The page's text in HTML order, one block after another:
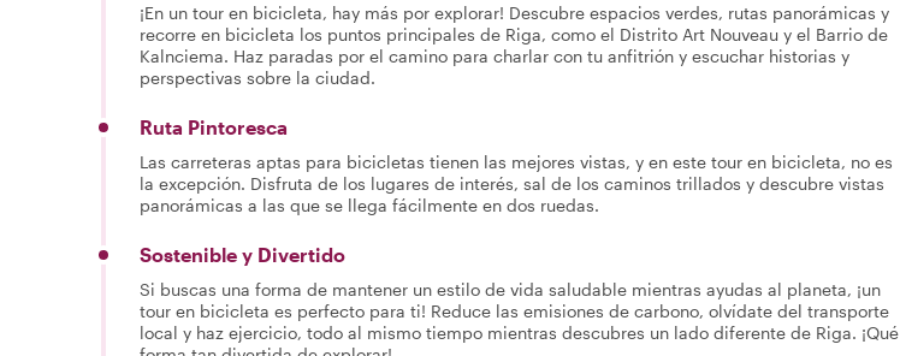
¡En un tour en bicicleta, hay más por explorar! Descubre espacios verdes, rutas panorámicas y
recorre en bicicleta los puntos principales de Riga, como el Distrito Art Nouveau y el Barrio de
Kalnciema. Haz paradas por el camino para charlar con tu anfitrión y escuchar historias y
perspectivas sobre la ciudad.
Ruta Pintoresca
Las carreteras aptas para bicicletas tienen las mejores vistas, y en este tour en bicicleta, no es
la excepción. Disfruta de los lugares de interés, sal de los caminos trillados y descubre vistas
panorámicas a las que se llega fácilmente en dos ruedas.
Sostenible y Divertido
Si buscas una forma de mantener un estilo de vida saludable mientras ayudas al planeta, ¡un
tour en bicicleta es perfecto para ti! Reduce las emisiones de carbono, olvídate del transporte
local y haz ejercicio, todo al mismo tiempo mientras descubres un lado diferente de Riga. ¡Qué